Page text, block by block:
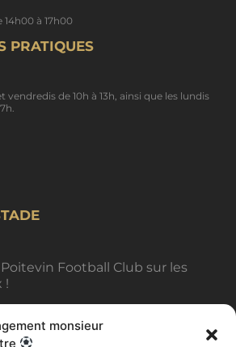
monsieur
14h00 à 17h00
PRATIQUES
de 10h à 13h, ainsi que les lundis
Football Club sur les
!